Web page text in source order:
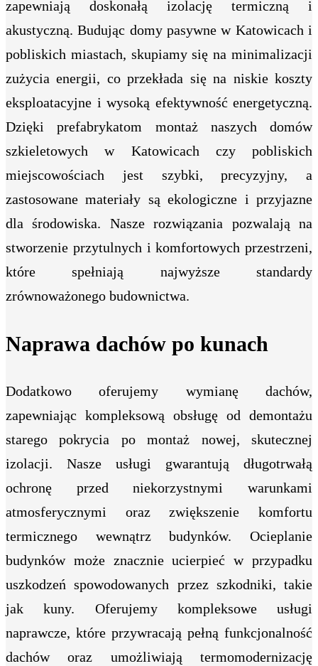
zapewniają doskonałą izolację termiczną i
akustyczną. Budując domy pasywne w Katowicach i
pobliskich miastach, skupiamy się na minimalizacji
zużycia energii, co przekłada się na niskie koszty
eksploatacyjne i wysoką efektywność energetyczną.
Dzięki prefabrykatom montaż naszych domów
szkieletowych w Katowicach czy pobliskich
miejscowościach jest szybki, precyzyjny, a
zastosowane materiały są ekologiczne i przyjazne
dla środowiska. Nasze rozwiązania pozwalają na
stworzenie przytulnych i komfortowych przestrzeni,
które spełniają najwyższe standardy
zrównoważonego budownictwa.
Naprawa dachów po kunach
Dodatkowo oferujemy wymianę dachów,
zapewniając kompleksową obsługę od demontażu
starego pokrycia po montaż nowej, skutecznej
izolacji. Nasze usługi gwarantują długotrwałą
ochronę przed niekorzystnymi warunkami
atmosferycznymi oraz zwiększenie komfortu
termicznego wewnątrz budynków. Ocieplanie
budynków może znacznie ucierpieć w przypadku
uszkodzeń spowodowanych przez szkodniki, takie
jak kuny. Oferujemy kompleksowe usługi
naprawcze, które przywracają pełną funkcjonalność
dachów oraz umożliwiają termomodernizację